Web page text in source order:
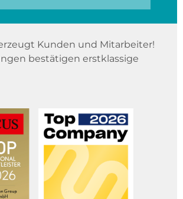
Kunden und Mitarbeiter!
bestätigen erstklassige